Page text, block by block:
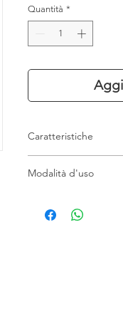
Quantità *
Caratteristiche
Ideale per
Indicato per
Elevata
Modalità d'uso
da trattare e